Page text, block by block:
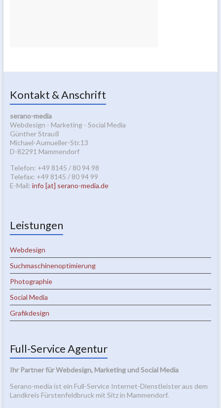
Kontakt & Anschrift
serano-media
Webdesign - Marketing - Social Media
Günther Strauß
Michael-Aumueller-Str.13
D-82291 Mammendorf
Telefon: +49 8145 / 80 94 98
Telefax: +49 8145 / 80 94 99
E-Mail: info [at] serano-media.de
Leistungen
Webdesign
Suchmaschinenoptimierung
Photographie
Social Media
Grafikdesign
Full-Service Agentur
Ihr Partner für Webdesign, Marketing und Social Media
Serano-media ist ein Full-Service Internet-Dienstleister aus dem
Landkreis Fürstenfeldbruck mit Sitz in Mammendorf.